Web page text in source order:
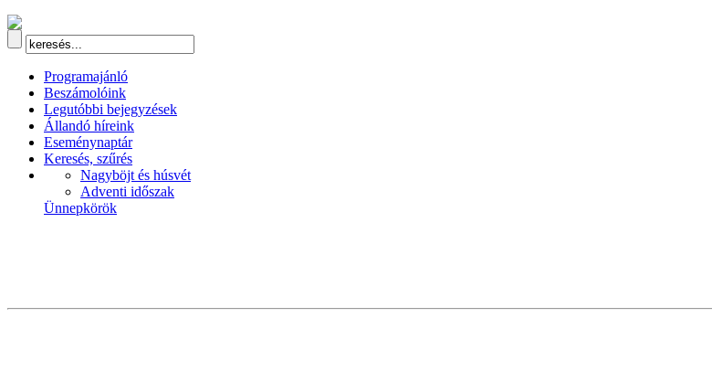
Programajánló
Beszámolóink
Legutóbbi bejegyzések
Állandó híreink
Eseménynaptár
Keresés, szűrés
Nagyböjt és húsvét
Adventi időszak
Ünnepkörök